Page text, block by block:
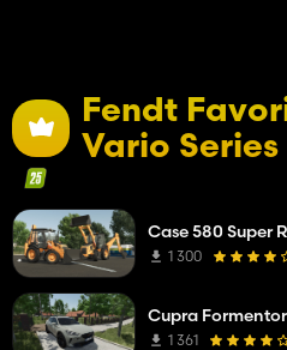
Fendt
Vario Series
Case 580 Super R
1 300
Cupra
1 361